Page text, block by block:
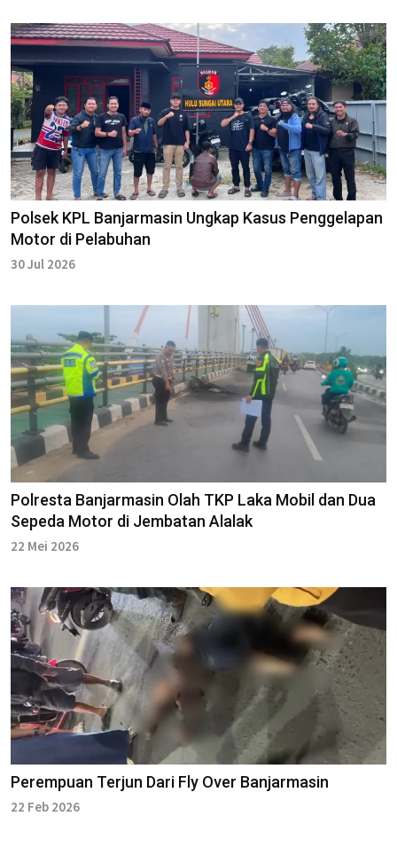
Polsek KPL Banjarmasin Ungkap Kasus Penggelapan
Motor di Pelabuhan
30 Jul 2026
Polresta Banjarmasin Olah TKP Laka Mobil dan Dua
Sepeda Motor di Jembatan Alalak
22 Mei 2026
Perempuan Terjun Dari Fly Over Banjarmasin
22 Feb 2026